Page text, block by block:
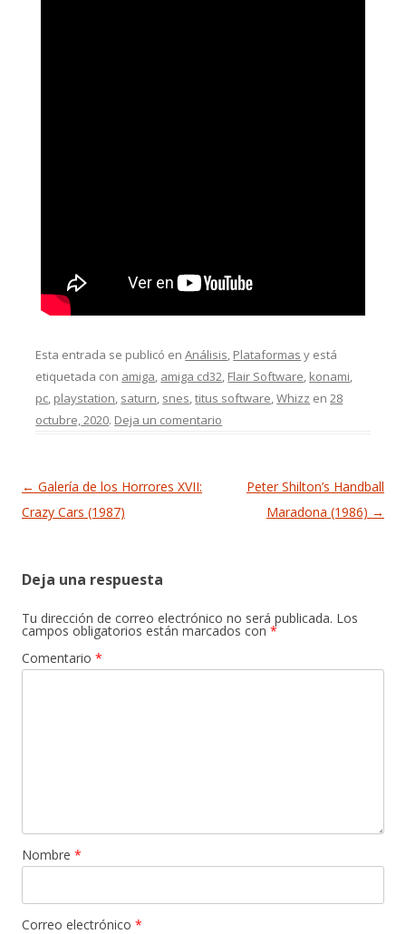
Esta entrada se publicó enAnálisis, Plataformas y está
etiquetada con amiga, amiga cd32, Flair Software, konami,
pc, playstation, saturn, snes,titus software,Whizz en28
octubre, 2020. Deja un comentario
Navegación de entradas
← Galería de los Horrores XVII:
Crazy Cars (1987)
Peter Shilton’s Handball
Maradona (1986) →
Deja una respuesta
Tu dirección de correo electrónico no será publicada. Los
campos obligatorios están marcados con *
Comentario *
Nombre *
Correo electrónico *